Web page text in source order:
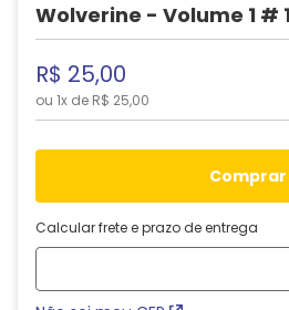
Wolverine - Volume 1 #
R$ 25,00
ou 1x de R$ 25,00
comprar
Calcular frete e prazo de entrega